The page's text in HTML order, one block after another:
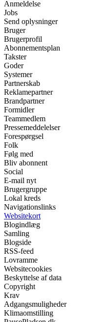
Anmeldelse
Jobs
Send oplysninger
Bruger
Brugerprofil
Abonnementsplan
Takster
Goder
Systemer
Partnerskab
Reklamepartner
Brandpartner
Formidler
Teammedlem
Pressemeddelelser
Forespørgsel
Folk
Følg med
Bliv abonnent
Social
E-mail nyt
Brugergruppe
Lokal kreds
Navigationslinks
Websitekort
Blogindlæg
Samling
Blogside
RSS-feed
Lovramme
Websitecookies
Beskyttelse af data
Copyright
Krav
Adgangsmuligheder
Klimaomstilling